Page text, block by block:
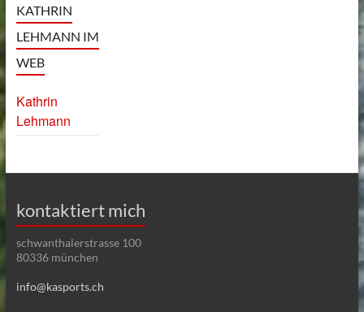
KATHRIN
LEHMANN IM
WEB
Kathrin
Lehmann
kontaktiert mich
schwanthalerstrasse 100
80336 münchen
info@kasports.ch